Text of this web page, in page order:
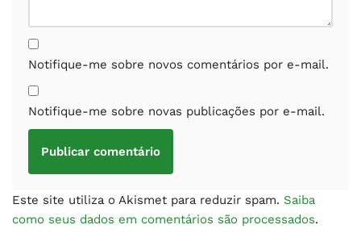
Notifique-me sobre novos comentários por e-mail.
Notifique-me sobre novas publicações por e-mail.
Este site utiliza o Akismet para reduzir spam. Saiba
como seus dados em comentários são processados.